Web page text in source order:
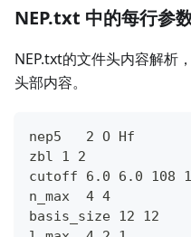
NEP.txt 中的每行参
NEP.txt的文件头内容解析
头部内容。
nep5   2 O Hf
zbl 1 2                 #
cutoff 6.0 6.0 108
n_max  4 4
basis_size 12 12